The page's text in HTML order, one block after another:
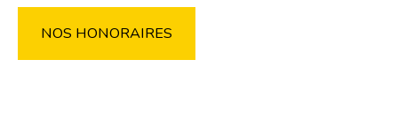
NOS HONORAIRES